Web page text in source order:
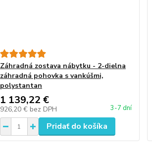
Záhradná zostava nábytku - 2-dielna
záhradná pohovka s vankúšmi,
polystantan
1 139,22 €
926,20 € bez DPH 3-7 dní
Pridať do košíka